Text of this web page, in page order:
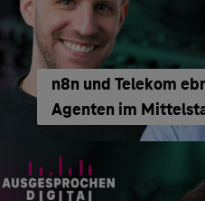
n8n und Telekom
Agenten im